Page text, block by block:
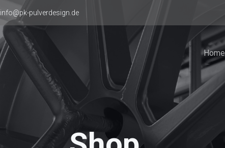
info@pk-pulverdesign.de
Home